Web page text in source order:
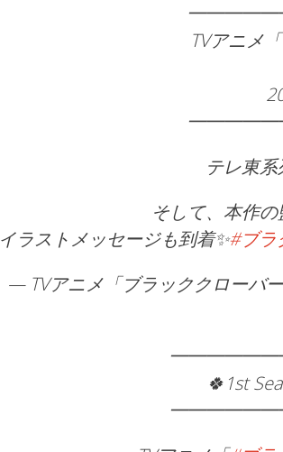
TVアニメ「
2026
テレ東
そして、本作
イラストメッセージも到着✨#ブラ
— TVアニメ「ブラッククローバ
🍀1st